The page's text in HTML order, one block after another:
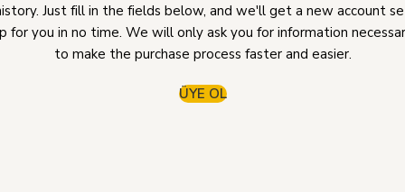
Just fill in the fields below, and we'll get a new account
for you in no time. We will only ask you for information
to make the purchase process faster and easier.
ÜYE OL